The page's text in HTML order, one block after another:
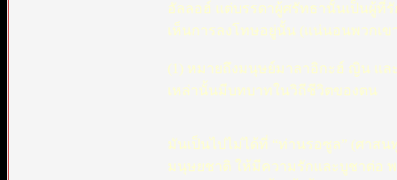
อัลลอฮ์ แต่บรรดาผู้ศรัทธานั้นเป็นผู้ที่
เห็นการลงโทษอยู่นั้น (แน่นอนพวกเ
(1) หมายถึงมนุษย์มาลาอิกะฮ์ ญิน แล
เหล่านั้นมีบทบาทในวิถีชีวิตของตน
มันเป็นไปไม่ได้ที่ “ท่านรอซูล” (ศาส
มนุษยชาติ ให้มีความรักและบูชาต่อ